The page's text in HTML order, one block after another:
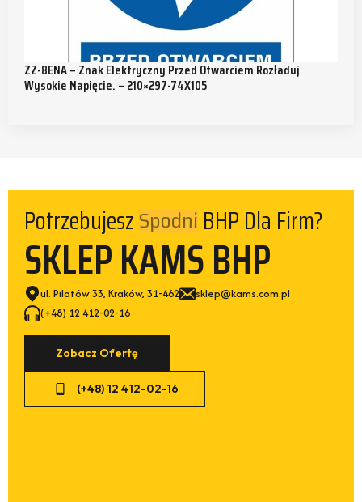
ZZ-8ENA – Znak Elektryczny Przed Otwarciem Rozładuj
Wysokie Napięcie. – 210×297-74X105
PotrzebujeszObuwiaBHP Dla Firm?
SKLEP KAMS BHP
ul. Pilotów 33, Kraków, 31-462
sklep@kams.com.pl
(+48) 12 412-02-16
Zobacz Ofertę
(+48) 12 412-02-16